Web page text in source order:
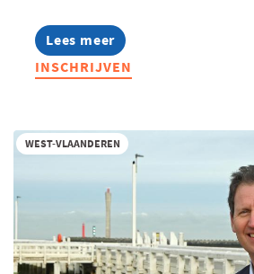
Lees meer
about
Infosessie:
MBA
INSCHRIJVEN
WEST-VLAANDEREN